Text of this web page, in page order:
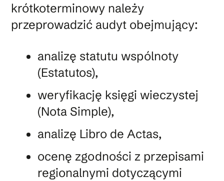
krótkoterminowy należy
przeprowadzić audyt obejmujący:
analizę statutu wspólnoty
(Estatutos),
weryfikację księgi wieczystej
(Nota Simple),
analizę Libro de Actas,
ocenę zgodności z przepisami
regionalnymi dotyczącymi